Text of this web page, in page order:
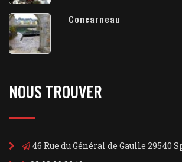
Concarneau
NOUS TROUVER
46 Rue du Général de Gaulle 29540